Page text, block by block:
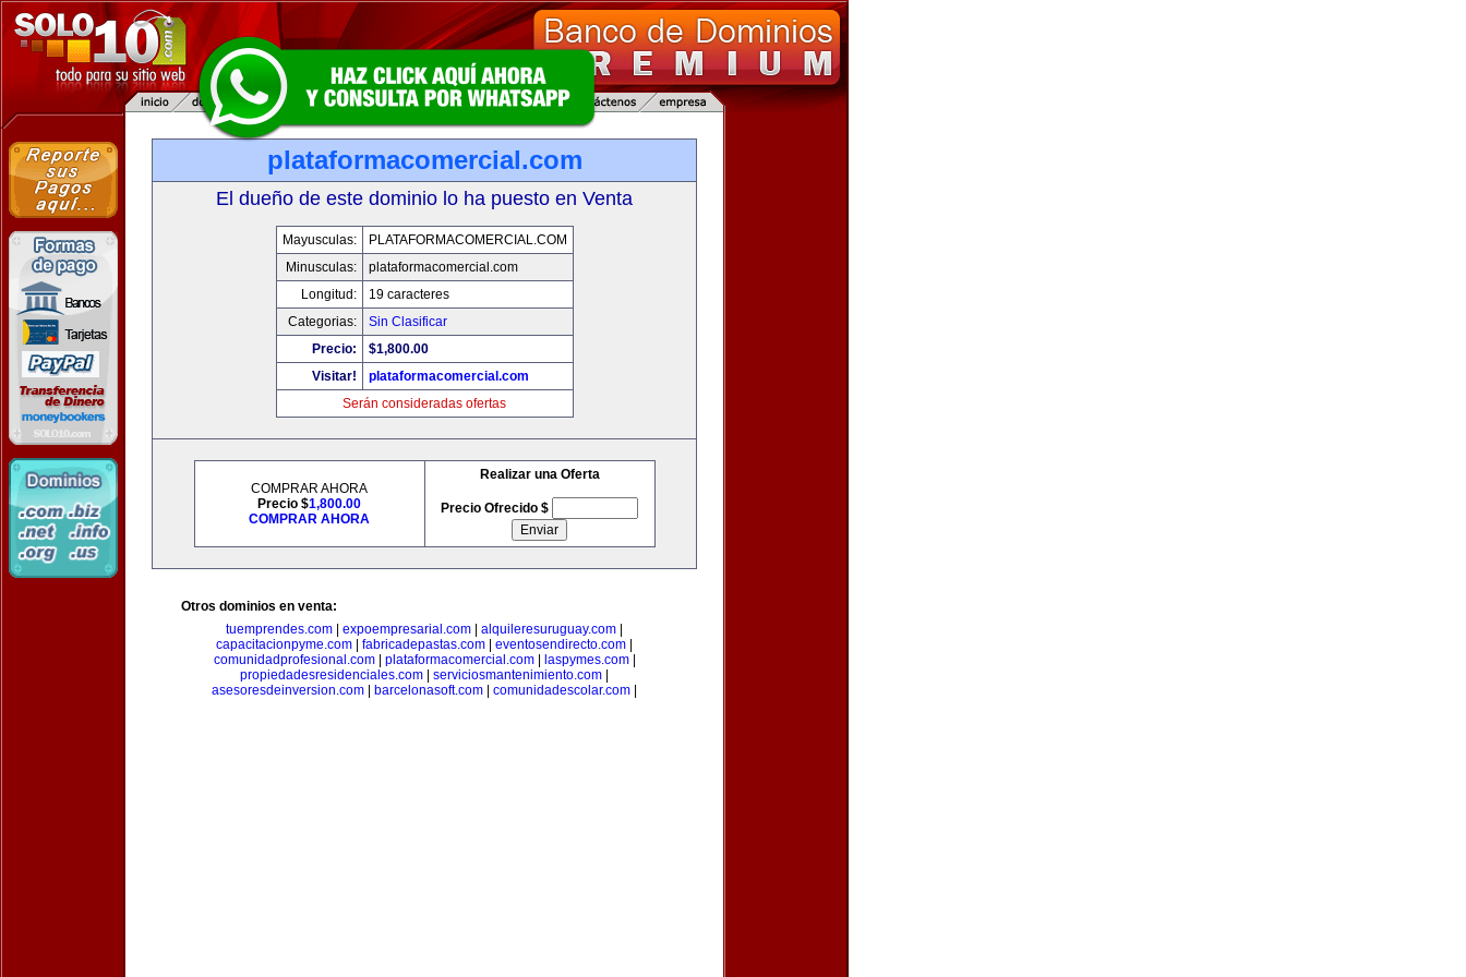
plataformacomercial.com
El dueño de este dominio lo ha puesto en Venta
Mayusculas:
PLATAFORMACOMERCIAL.COM
Minusculas:
plataformacomercial.com
Longitud:
19 caracteres
Categorias:
Sin Clasificar
Precio:
$1,800.00
Visitar!
plataformacomercial.com
Serán consideradas ofertas
COMPRAR AHORA
Precio $1,800.00
COMPRAR AHORA
Realizar una Oferta
Precio Ofrecido $
Otros dominios en venta:
tuemprendes.com
expoempresarial.com alquileresuruguay.com
capacitacionpyme.com
fabricadepastas.com eventosendirecto.com
comunidadprofesional.com| plataformacomercial.com| laspymes.com|
propiedadesresidenciales.com
serviciosmantenimiento.com
asesoresdeinversion.com
barcelonasoft.com comunidadescolar.com